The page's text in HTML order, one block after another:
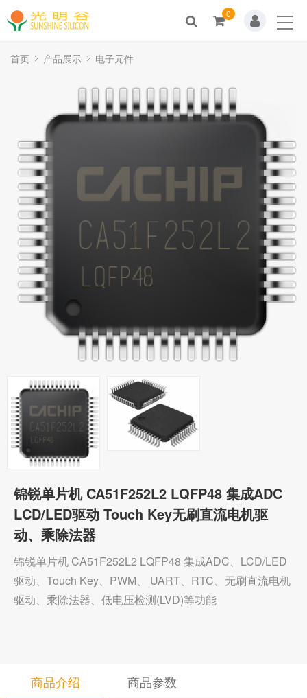
新闻动态
产品展示
技术支持
人才招聘
社区
0
首页 产品展示 电子元件
锦锐单片机 CA51F252L2 LQFP48 集成ADC
LCD/LED驱动 Touch Key无刷直流电机驱
动、乘除法器
锦锐单片机 CA51F252L2 LQFP48 集成ADC、LCD/LED
驱动、Touch Key、PWM、 UART、RTC、无刷直流电机
驱动、乘除法器、低电压检测(LVD)等功能
商品介绍 商品参数